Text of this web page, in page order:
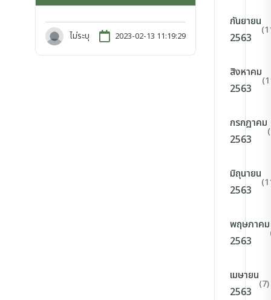
ไม่ระบุ 2023-02-13 11:19:29
กันยายน
2563
สิงหาคม
2563
กรกฎาคม
2563
มิถุนายน
2563
พฤษภาคม
2563
เมษายน
2563
(7)